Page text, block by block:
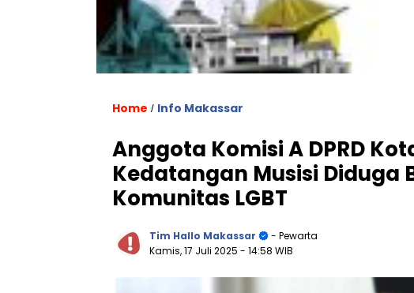
Home / Info Makassar
Anggota Komisi A DPRD
Kedatangan Musisi Diduga
Komunitas LGBT
Tim Hallo Makassar
- Pewarta
Kamis, 17 Juli 2025 - 14:58 WIB